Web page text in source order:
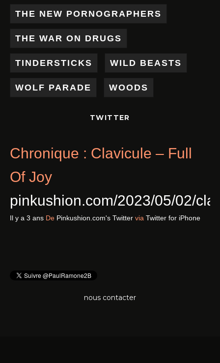
THE NEW PORNOGRAPHERS
THE WAR ON DRUGS
TINDERSTICKS WILD BEASTS
WOLF PARADE WOODS
TWITTER
Chronique : Clavicule – Full
Of Joy
pinkushion.com/2023/05/02/
Il y a 3 ans De Pinkushion.com's Twitter via Twitter for iPhone
nous contacter